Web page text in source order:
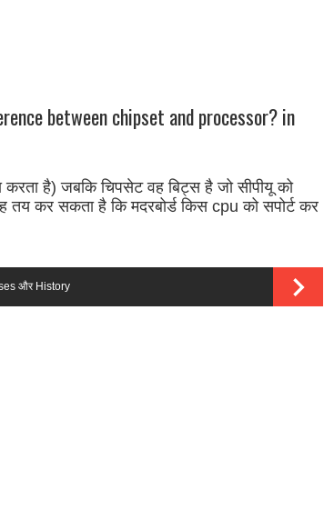
between chipset and processor? in
है) जबकि चिपसेट वह बिट्स है जो सीपीयू को
तय कर सकता है कि मदरबोर्ड किस cpu को सपोर्ट कर
और History